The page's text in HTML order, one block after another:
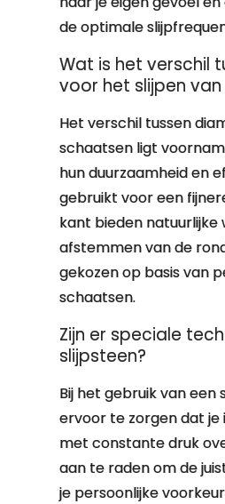
de optimale
Wat is het verschil
voor het slijpen
Het verschil tussen
schaatsen ligt
hun duurzaamheid en
gebruikt voor een
kant bieden
afstemmen van de
gekozen op basis van
schaatsen.
Zijn er speciale
slijpsteen?
Bij het gebruik van
ervoor te zorgen dat je
met constante druk
aan te raden om de
je persoonlijke